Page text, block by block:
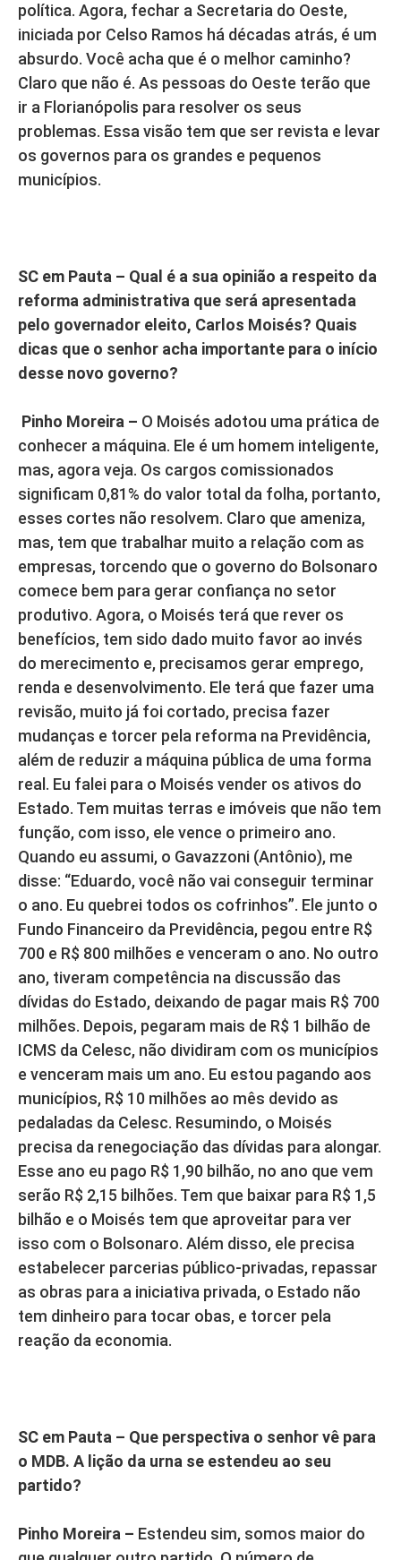
política. Agora, fechar a Secretaria do Oeste,
iniciada por Celso Ramos há décadas atrás, é um
absurdo. Você acha que é o melhor caminho?
Claro que não é. As pessoas do Oeste terão que
ir a Florianópolis para resolver os seus
problemas. Essa visão tem que ser revista e levar
os governos para os grandes e pequenos
municípios.
SC em Pauta – Qual é a sua opinião a respeito da
reforma administrativa que será apresentada
pelo governador eleito, Carlos Moisés? Quais
dicas que o senhor acha importante para o início
desse novo governo?
Pinho Moreira – O Moisés adotou uma prática de
conhecer a máquina. Ele é um homem inteligente,
mas, agora veja. Os cargos comissionados
significam 0,81% do valor total da folha, portanto,
esses cortes não resolvem. Claro que ameniza,
mas, tem que trabalhar muito a relação com as
empresas, torcendo que o governo do Bolsonaro
comece bem para gerar confiança no setor
produtivo. Agora, o Moisés terá que rever os
benefícios, tem sido dado muito favor ao invés
do merecimento e, precisamos gerar emprego,
renda e desenvolvimento. Ele terá que fazer uma
revisão, muito já foi cortado, precisa fazer
mudanças e torcer pela reforma na Previdência,
além de reduzir a máquina pública de uma forma
real. Eu falei para o Moisés vender os ativos do
Estado. Tem muitas terras e imóveis que não tem
função, com isso, ele vence o primeiro ano.
Quando eu assumi, o Gavazzoni (Antônio), me
disse: “Eduardo, você não vai conseguir terminar
o ano. Eu quebrei todos os cofrinhos”. Ele junto o
Fundo Financeiro da Previdência, pegou entre R$
700 e R$ 800 milhões e venceram o ano. No outro
ano, tiveram competência na discussão das
dívidas do Estado, deixando de pagar mais R$ 700
milhões. Depois, pegaram mais de R$ 1 bilhão de
ICMS da Celesc, não dividiram com os municípios
e venceram mais um ano. Eu estou pagando aos
municípios, R$ 10 milhões ao mês devido as
pedaladas da Celesc. Resumindo, o Moisés
precisa da renegociação das dívidas para alongar.
Esse ano eu pago R$ 1,90 bilhão, no ano que vem
serão R$ 2,15 bilhões. Tem que baixar para R$ 1,5
bilhão e o Moisés tem que aproveitar para ver
isso com o Bolsonaro. Além disso, ele precisa
estabelecer parcerias público-privadas, repassar
as obras para a iniciativa privada, o Estado não
tem dinheiro para tocar obas, e torcer pela
reação da economia.
SC em Pauta – Que perspectiva o senhor vê para
o MDB. A lição da urna se estendeu ao seu
partido?
Pinho Moreira – Estendeu sim, somos maior do